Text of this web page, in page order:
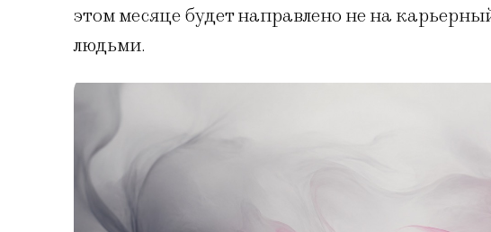
этом месяце будет направлено не на
людьми.